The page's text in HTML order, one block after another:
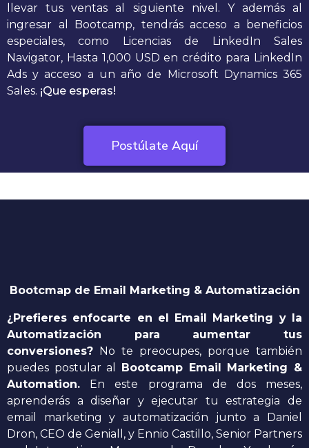
llevar tus ventas al siguiente nivel. Y además al
ingresar al Bootcamp, tendrás acceso a beneficios
especiales, como Licencias de LinkedIn Sales
Navigator, Hasta 1,000 USD en crédito para LinkedIn
Ads y acceso a un año de Microsoft Dynamics 365
Sales. ¡Que esperas!
Postúlate Aquí
Bootcmap de Email Marketing & Automatización
¿Prefieres enfocarte en el Email Marketing y la
Automatización para aumentar tus
conversiones? No te preocupes, porque también
puedes postular al Bootcamp Email Marketing &
Automation. En este programa de dos meses,
aprenderás a diseñar y ejecutar tu estrategia de
email marketing y automatización junto a Daniel
Dron, CEO de Geniall, y Ennio Castillo, Senior Partners